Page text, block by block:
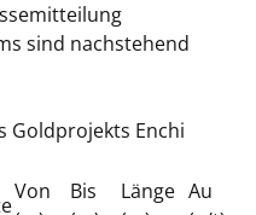
sind nachstehend
Goldprojekts Enchi
Von
Bis
Länge Au